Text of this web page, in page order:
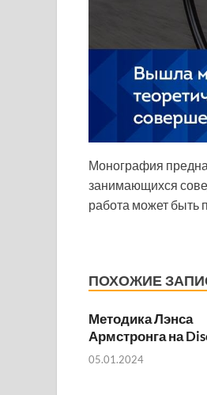
Монография
занимающихся
работа может быть
ПОХОЖИЕ
Методика Лэнса
Армстронга на
05.01.2024